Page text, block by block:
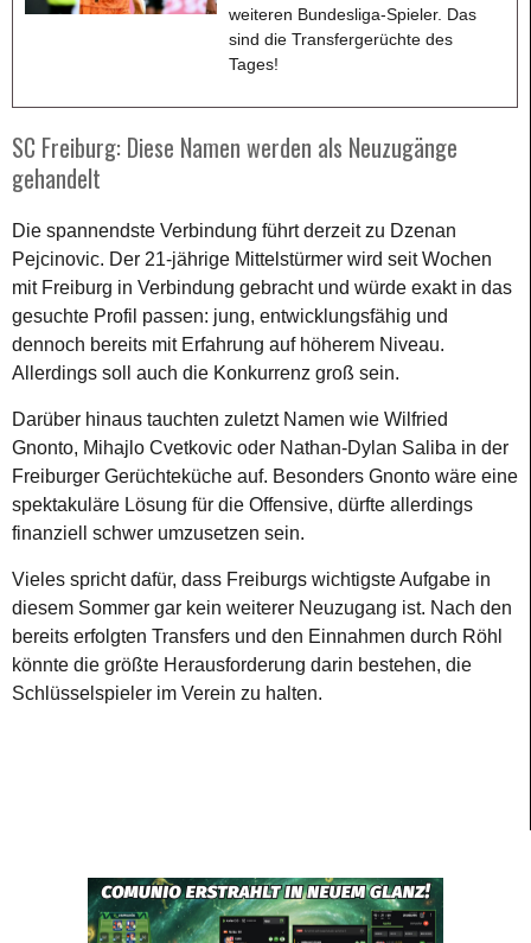
weiteren Bundesliga-Spieler. Das
sind die Transfergerüchte des
Tages!
SC Freiburg: Diese Namen werden als Neuzugänge
gehandelt
Die spannendste Verbindung führt derzeit zu Dzenan
Pejcinovic. Der 21-jährige Mittelstürmer wird seit Wochen
mit Freiburg in Verbindung gebracht und würde exakt in das
gesuchte Profil passen: jung, entwicklungsfähig und
dennoch bereits mit Erfahrung auf höherem Niveau.
Allerdings soll auch die Konkurrenz groß sein.
Darüber hinaus tauchten zuletzt Namen wie Wilfried
Gnonto, Mihajlo Cvetkovic oder Nathan-Dylan Saliba in der
Freiburger Gerüchteküche auf. Besonders Gnonto wäre eine
spektakuläre Lösung für die Offensive, dürfte allerdings
finanziell schwer umzusetzen sein.
Vieles spricht dafür, dass Freiburgs wichtigste Aufgabe in
diesem Sommer gar kein weiterer Neuzugang ist. Nach den
bereits erfolgten Transfers und den Einnahmen durch Röhl
könnte die größte Herausforderung darin bestehen, die
Schlüsselspieler im Verein zu halten.